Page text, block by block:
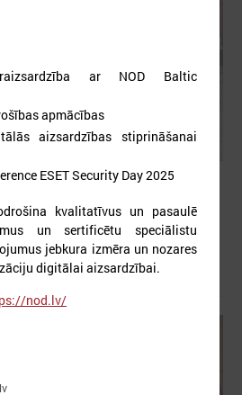
mācībām "Drošība
mācībām "Drošība sākas ar Tevi!"
ar NOD Baltic
apmācības
aizsardzības stiprināšanai
ESET Security Day 2025
kvalitatīvus un pasaulē
un sertificētu speciālistu
jebkura izmēra un nozares
digitālai aizsardzībai.
nod.lv/